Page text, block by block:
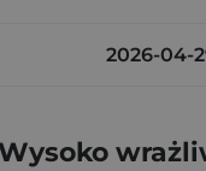
2026-04-